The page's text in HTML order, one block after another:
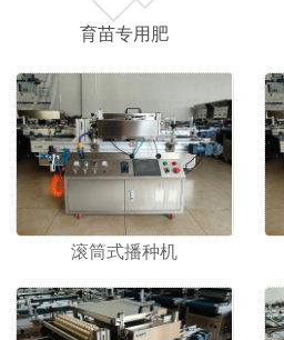
育苗专用肥
滚筒式播种机